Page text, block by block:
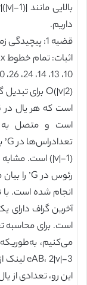
داریم.
قضیه 1: پیچیدگی زمانی A-TxRx، O(|v|5) است.
است و متصل به